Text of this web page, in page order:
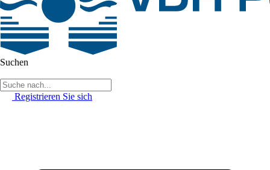
Suchen
Registrieren Sie sich